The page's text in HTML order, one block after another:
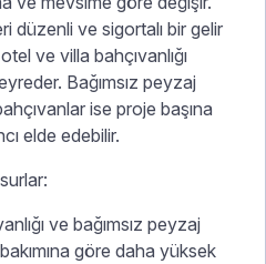
düzenli ve sigortalı bir gelir
ve villa bahçıvanlığı
Bağımsız peyzaj
ise proje başına
elde edebilir.
ve bağımsız peyzaj
göre daha yüksek